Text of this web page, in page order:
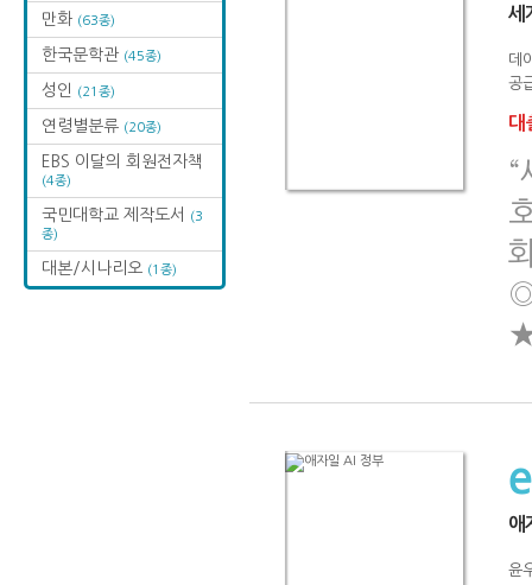
만화 (63종)
한국문학관 (45종)
성인 (21종)
연령별분류 (20종)
EBS 이달의 회원전자책
(4종)
국민대학교 제작도서
(3
종)
대본/시나리오 (1종)
세
데
공
대
애
윤